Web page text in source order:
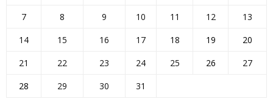
7
8 9 10 11 12
13
14
15 16 17 18 19
20
21
22 23 24 25 26
27
28
29 30 31